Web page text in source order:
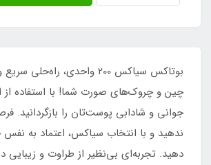
بوتاکس سیاکس 200 واحدی،
چین و چروک‌های صورت شما! با استفاده
جوانی و شادابی پوست‌تان را بازگردانید.
ندهید و با انتخاب سیاکس، اعتماد به نفس
دهید. تجربه‌ای بی‌نظیر از طراوت و زیبایی